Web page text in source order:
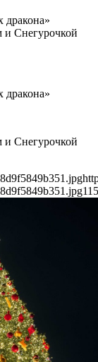
дракона»
Снегурочкой
дракона»
Снегурочкой